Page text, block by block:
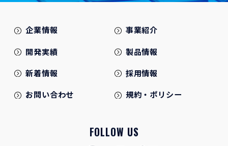
企業情報 事業紹介
開発実績 製品情報
新着情報 採用情報
お問い合わせ 規約・ポリシー
FOLLOW US